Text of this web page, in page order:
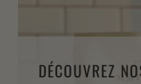
DÉCOUVREZ